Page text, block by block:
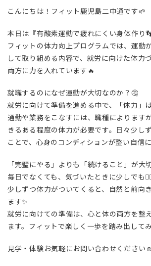
こんにちは！フィット鹿児島二中通です🌱
本日は『有酸素運動で疲れにくい身体作り
フィットの体力向上プログラムでは、運動
して取り組める内容で、就労に向けた体力
両方に力を入れています🔥
就職するのになぜ運動が大切なのか？🤔
就労に向けて準備を進める中で、「体力」
通勤や業務をこなすには、職種によります
きるある程度の体力が必要です。日々少し
ことで、心身のコンディションが整い自信
「完璧にやる」よりも「続けること」が大
毎日でなくても、気づいたときに少しでも
少しずつ体力がついてくると、自然と前向
ます✨
就労に向けての準備は、心と体の両方を整
ます。フィットで楽しく一歩を踏み出して
見学・体験お気軽にお問い合わせください☺️